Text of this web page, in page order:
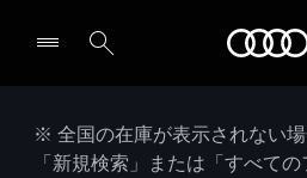
※ 全国の在庫が表示されない
「新規検索」または「すべて